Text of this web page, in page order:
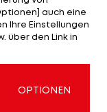
auch eine
Ihre Einstellungen
über den Link in
OPTIONEN